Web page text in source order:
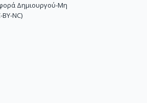
Δημιουργού-Μη
NC)